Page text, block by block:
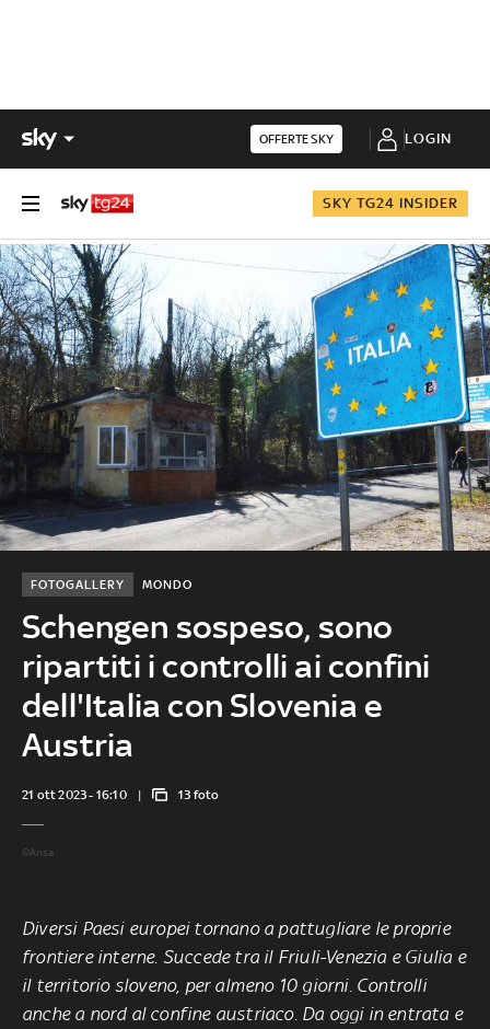
OFFERTE SKY LOGIN
SKY TG24 INSIDER
Schengen sospeso, sono
ripartiti i controlli ai confini
dell'Italia con Slovenia e
Austria
MONDO
FOTOGALLERY
21 ott 2023 - 16:10 13 foto
©Ansa
Diversi Paesi europei tornano a pattugliare le proprie
frontiere interne. Succede tra il Friuli-Venezia e Giulia e
il territorio sloveno, per almeno 10 giorni. Controlli
anche a nord al confine austriaco. Da oggi in entrata e